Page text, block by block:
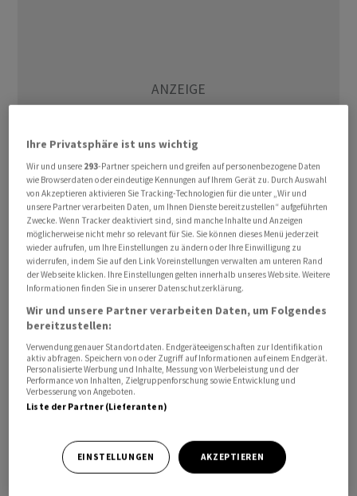
«Russland ist nicht stark», sagte Scholz in seiner
Regierungserklärung im Bundestag. «Wenn der
russische Präsident glaubt, dass er diesen Krieg nur
aussetzen muss und wir schwächeln werden in unserer
Unterstützung, dann hat er sich verrechnet», fügt er
hinzu.
Die Manipulation der Wahlen in Russland und der Druck
auf die Opposition seien Zeichen der Schwäche der
russischen Führung. Mehr Waffenlieferungen an die
Politiker.
Ihre Privatsphäre ist uns wichtig
Wir und unsere 293-Partner speichern und greifen auf personenbezogene Daten
wie Browserdaten oder eindeutige Kennungen auf Ihrem Gerät zu. Durch Auswahl
von Akzeptieren aktivieren Sie Tracking-Technologien für die unter „Wir und
unsere Partner verarbeiten Daten, um Ihnen Dienste bereitzustellen“ aufgeführten
Zwecke. Wenn Tracker deaktiviert sind, sind manche Inhalte und Anzeigen
möglicherweise nicht mehr so relevant für Sie. Sie können dieses Menü jederzeit
wieder aufrufen, um Ihre Einstellungen zu ändern oder Ihre Einwilligung zu
widerrufen, indem Sie auf den Link Voreinstellungen verwalten am unteren Rand
der Webseite klicken. Ihre Einstellungen gelten innerhalb unseres Website. Weitere
Informationen finden Sie in unserer Datenschutzerklärung.
Wir und unsere Partner verarbeiten Daten, um Folgendes
bereitzustellen:
Verwendung genauer Standortdaten. Endgeräteeigenschaften zur Identifikation
aktiv abfragen. Speichern von oder Zugriff auf Informationen auf einem Endgerät.
Personalisierte Werbung und Inhalte, Messung von Werbeleistung und der
Performance von Inhalten, Zielgruppenforschung sowie Entwicklung und
Verbesserung von Angeboten.
Liste der Partner (Lieferanten)
EINSTELLUNGEN AKZEPTIEREN